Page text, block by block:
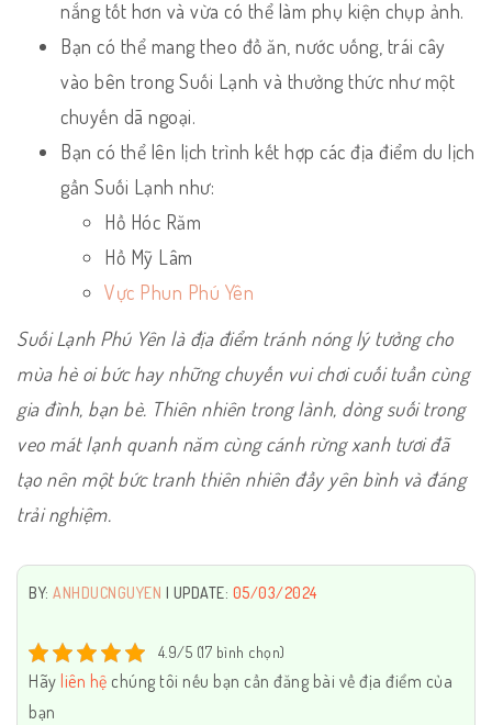
nắng tốt hơn và vừa có thể làm phụ kiện chụp ảnh.
Bạn có thể mang theo đồ ăn, nước uống, trái cây
vào bên trong Suối Lạnh và thưởng thức như một
chuyến dã ngoại.
Bạn có thể lên lịch trình kết hợp các địa điểm du lịch
gần Suối Lạnh như:
Hồ Hóc Răm
Hồ Mỹ Lâm
Vực Phun Phú Yên
Suối Lạnh Phú Yên là địa điểm tránh nóng lý tưởng cho
mùa hè oi bức hay những chuyến vui chơi cuối tuần cùng
gia đình, bạn bè. Thiên nhiên trong lành, dòng suối trong
veo mát lạnh quanh năm cùng cánh rừng xanh tươi đã
tạo nên một bức tranh thiên nhiên đầy yên bình và đáng
trải nghiệm.
BY: ANHDUCNGUYEN | UPDATE: 05/03/2024
4.9/5 (17 bình chọn)
Hãy liên hệ chúng tôi nếu bạn cần đăng bài về địa điểm của
bạn